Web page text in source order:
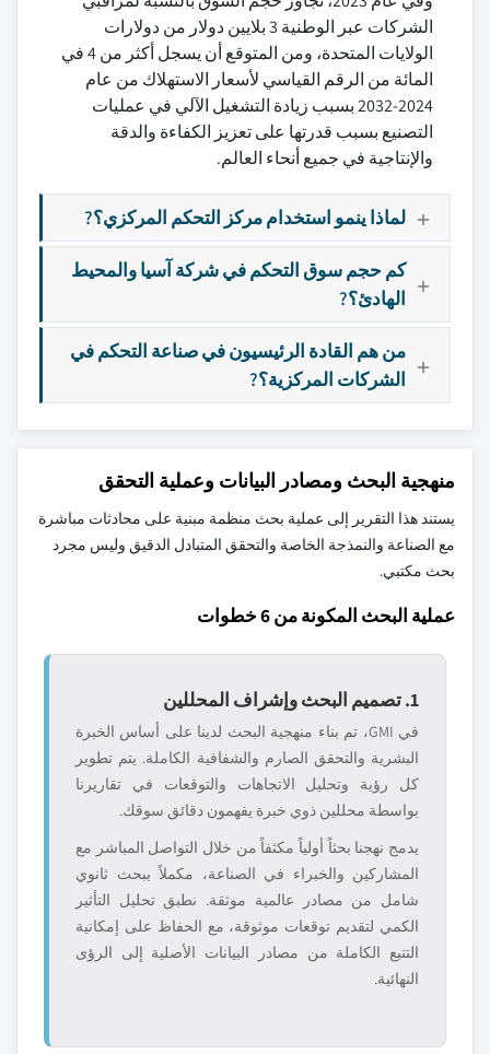
الشركات عبر الوطنية 3 بلايين دولار من دولارات
الولايات المتحدة، ومن المتوقع أن يسجل أكثر من 4 في
المائة من الرقم القياسي لأسعار الاستهلاك من عام
2024-2032 بسبب زيادة التشغيل الآلي في عمليات
التصنيع بسبب قدرتها على تعزيز الكفاءة والدقة
والإنتاجية في جميع أنحاء العالم.
لماذا ينمو استخدام مركز التحكم المركزي؟?
كم حجم سوق التحكم في شركة آسيا والمحيط
الهادئ؟?
من هم القادة الرئيسيون في صناعة التحكم في
الشركات المركزية؟?
منهجية البحث ومصادر البيانات وعملية التحقق
يستند هذا التقرير إلى عملية بحث منظمة مبنية على محادثات مباشرة
مع الصناعة والنمذجة الخاصة والتحقق المتبادل الدقيق وليس مجرد
بحث مكتبي.
عملية البحث المكونة من 6 خطوات
1. تصميم البحث وإشراف المحللين
في GMI، تم بناء منهجية البحث لدينا على أساس الخبرة
البشرية والتحقق الصارم والشفافية الكاملة. يتم تطوير
كل رؤية وتحليل الاتجاهات والتوقعات في تقاريرنا
بواسطة محللين ذوي خبرة يفهمون دقائق سوقك.
يدمج نهجنا بحثاً أولياً مكثفاً من خلال التواصل المباشر مع
المشاركين والخبراء في الصناعة، مكملاً ببحث ثانوي
شامل من مصادر عالمية موثقة. نطبق تحليل التأثير
الكمي لتقديم توقعات موثوقة، مع الحفاظ على إمكانية
التتبع الكاملة من مصادر البيانات الأصلية إلى الرؤى
النهائية.